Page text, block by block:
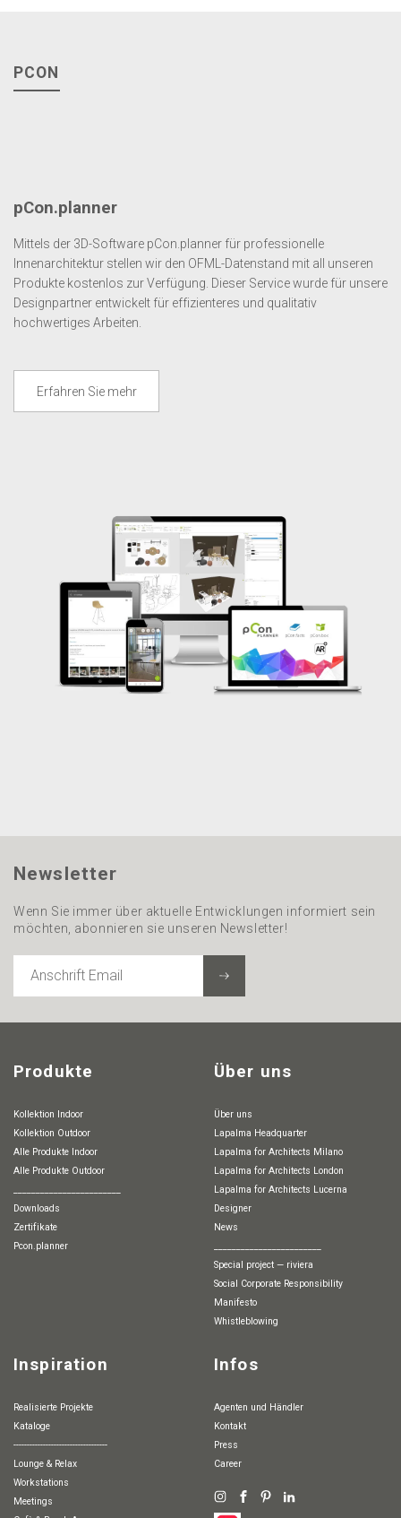
PCON
pCon.planner
Mittels der 3D-Software pCon.planner für professionelle
Innenarchitektur stellen wir den OFML-Datenstand mit all unseren
Produkte kostenlos zur Verfügung. Dieser Service wurde für unsere
Designpartner entwickelt für effizienteres und qualitativ
hochwertiges Arbeiten.
Erfahren Sie mehr
Newsletter
Wenn Sie immer über aktuelle Entwicklungen informiert sein
möchten, abonnieren sie unseren Newsletter!
EMAIL
Produkte
Kollektion Indoor
Kollektion Outdoor
Alle Produkte Indoor
Alle Produkte Outdoor
Downloads
Zertifikate
pcon.planner
Über uns
Über uns
Lapalma Headquarter
Lapalma for Architects Milano
Lapalma for Architects London
Lapalma for Architects Lucerna
Designer
News
special project — riviera
Social Corporate Responsibility
Manifesto
whistleblowing
Inspiration
Realisierte Projekte
Kataloge
-----------------------------------
Lounge & Relax
Workstations
Meetings
Infos
Agenten und Händler
Kontakt
Press
Career